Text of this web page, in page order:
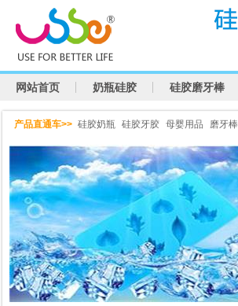
网站首页 奶瓶硅胶 硅胶磨牙棒
产品直通车>> 硅胶奶瓶 硅胶牙胶 母婴用品 磨牙棒